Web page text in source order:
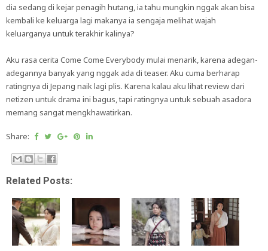
dia sedang di kejar penagih hutang, ia tahu mungkin nggak akan bisa
kembali ke keluarga lagi makanya ia sengaja melihat wajah
keluarganya untuk terakhir kalinya?
Aku rasa cerita Come Come Everybody mulai menarik, karena adegan-
adegannya banyak yang nggak ada di teaser. Aku cuma berharap
ratingnya di Jepang naik lagi plis. Karena kalau aku lihat review dari
netizen untuk drama ini bagus, tapi ratingnya untuk sebuah asadora
memang sangat mengkhawatirkan.
Share:
Related Posts: